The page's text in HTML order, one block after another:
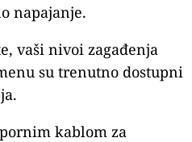
napajanje.
vaši nivoi zagađenja
su trenutno dostupni
kablom za